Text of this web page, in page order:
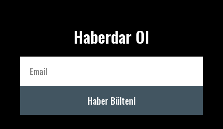
Haberdar Ol
Haber Bülteni